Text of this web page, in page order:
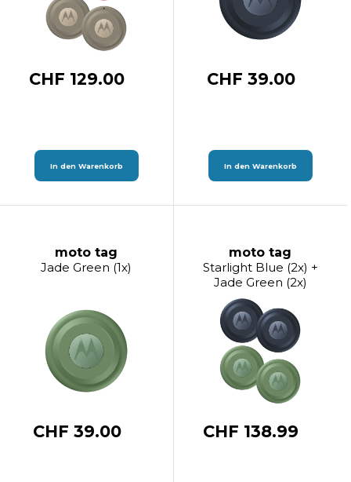
CHF 129.00
In den Warenkorb
CHF 39.00
In den Warenkorb
moto tag
Jade Green (1x)
CHF 39.00
moto tag
Starlight Blue (2x) +
Jade Green (2x)
CHF 138.99